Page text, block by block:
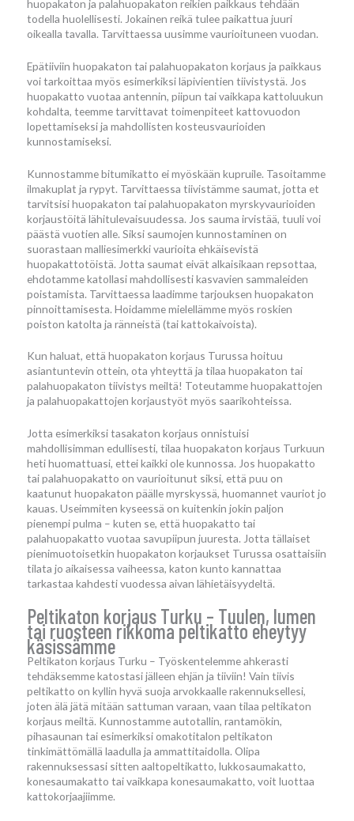
huopakaton ja palahuopakaton reikien paikkaus tehdään
todella huolellisesti. Jokainen reikä tulee paikattua juuri
oikealla tavalla. Tarvittaessa uusimme vaurioituneen vuodan.
Epätiiviin huopakaton tai palahuopakaton korjaus ja paikkaus
voi tarkoittaa myös esimerkiksi läpivientien tiivistystä. Jos
huopakatto vuotaa antennin, piipun tai vaikkapa kattoluukun
kohdalta, teemme tarvittavat toimenpiteet kattovuodon
lopettamiseksi ja mahdollisten kosteusvaurioiden
kunnostamiseksi.
Kunnostamme bitumikatto ei myöskään kupruile. Tasoitamme
ilmakuplat ja rypyt. Tarvittaessa tiivistämme saumat, jotta et
tarvitsisi huopakaton tai palahuopakaton myrskyvaurioiden
korjaustöitä lähitulevaisuudessa. Jos sauma irvistää, tuuli voi
päästä vuotien alle. Siksi saumojen kunnostaminen on
suorastaan malliesimerkki vaurioita ehkäisevistä
huopakattotöistä. Jotta saumat eivät alkaisikaan repsottaa,
ehdotamme katollasi mahdollisesti kasvavien sammaleiden
poistamista. Tarvittaessa laadimme tarjouksen huopakaton
pinnoittamisesta. Hoidamme mielellämme myös roskien
poiston katolta ja ränneistä (tai kattokaivoista).
Kun haluat, että huopakaton korjaus Turussa hoituu
asiantuntevin ottein, ota yhteyttä ja tilaa huopakaton tai
palahuopakaton tiivistys meiltä! Toteutamme huopakattojen
ja palahuopakattojen korjaustyöt myös saarikohteissa.
Jotta esimerkiksi tasakaton korjaus onnistuisi
mahdollisimman edullisesti, tilaa huopakaton korjaus Turkuun
heti huomattuasi, ettei kaikki ole kunnossa. Jos huopakatto
tai palahuopakatto on vaurioitunut siksi, että puu on
kaatunut huopakaton päälle myrskyssä, huomannet vauriot jo
kauas. Useimmiten kyseessä on kuitenkin jokin paljon
pienempi pulma – kuten se, että huopakatto tai
palahuopakatto vuotaa savupiipun juuresta. Jotta tällaiset
pienimuotoisetkin huopakaton korjaukset Turussa osattaisiin
tilata jo aikaisessa vaiheessa, katon kunto kannattaa
tarkastaa kahdesti vuodessa aivan lähietäisyydeltä.
Peltikaton korjaus Turku – Tuulen, lumen
tai ruosteen rikkoma peltikatto eheytyy
käsissämme
Peltikaton korjaus Turku – Työskentelemme ahkerasti
tehdäksemme katostasi jälleen ehjän ja tiiviin! Vain tiivis
peltikatto on kyllin hyvä suoja arvokkaalle rakennuksellesi,
joten älä jätä mitään sattuman varaan, vaan tilaa peltikaton
korjaus meiltä. Kunnostamme autotallin, rantamökin,
pihasaunan tai esimerkiksi omakotitalon peltikaton
tinkimättömällä laadulla ja ammattitaidolla. Olipa
rakennuksessasi sitten aaltopeltikatto, lukkosaumakatto,
konesaumakatto tai vaikkapa konesaumakatto, voit luottaa
kattokorjaajiimme.